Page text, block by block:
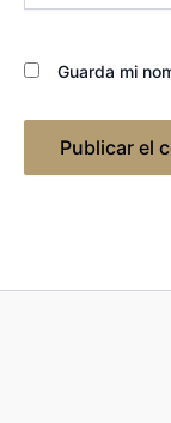
Guarda mi